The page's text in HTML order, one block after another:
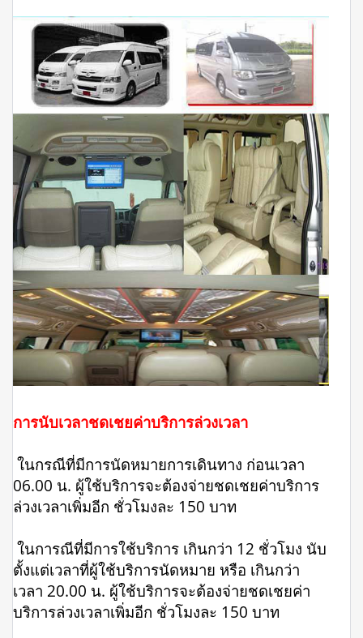
การนับเวลาชดเชยค่าบริการล่วงเวลา
ในกรณีที่มีการนัดหมายการเดินทาง ก่อนเวลา
06.00 น. ผู้ใช้บริการจะต้องจ่ายชดเชยค่าบริการ
ล่วงเวลาเพิ่มอีก ชั่วโมงละ 150 บาท
ในการณีที่มีการใช้บริการ เกินกว่า 12 ชั่วโมง นับ
ตั้งแต่เวลาที่ผู้ใช้บริการนัดหมาย หรือ เกินกว่า
เวลา 20.00 น. ผู้ใช้บริการจะต้องจ่ายชดเชยค่า
บริการล่วงเวลาเพิ่มอีก ชั่วโมงละ 150 บาท